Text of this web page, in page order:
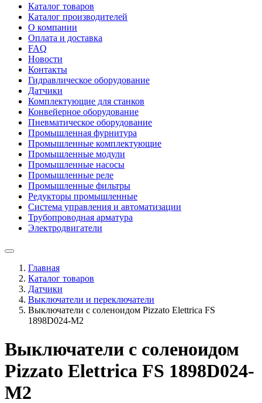
Каталог товаров
Каталог производителей
О компании
Оплата и доставка
FAQ
Новости
Контакты
Гидравлическое оборудование
Датчики
Комплектующие для станков
Конвейерное оборудование
Пневматическое оборудование
Промышленная фурнитура
Промышленные комплектующие
Промышленные модули
Промышленные насосы
Промышленные реле
Промышленные фильтры
Редукторы промышленные
Система управления и автоматизации
Трубопроводная арматура
Электродвигатели
Главная
Каталог товаров
Датчики
Выключатели и переключатели
Выключатели с соленоидом Pizzato Elettrica FS
1898D024-M2
Выключатели с соленоидом
Pizzato Elettrica FS 1898D024-
M2